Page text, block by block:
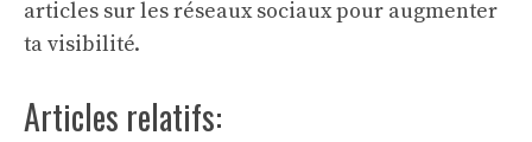
articles sur les réseaux sociaux pour augmenter
ta visibilité.
Articles relatifs: